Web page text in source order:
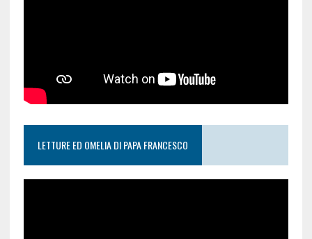
LETTURE ED OMELIA DI PAPA FRANCESCO